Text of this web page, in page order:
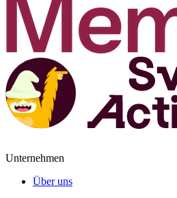
Unternehmen
Über uns